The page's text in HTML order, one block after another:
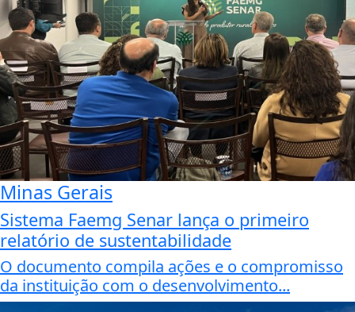
Minas Gerais
Sistema Faemg Senar lança o primeiro
relatório de sustentabilidade
O documento compila ações e o compromisso
da instituição com o desenvolvimento...